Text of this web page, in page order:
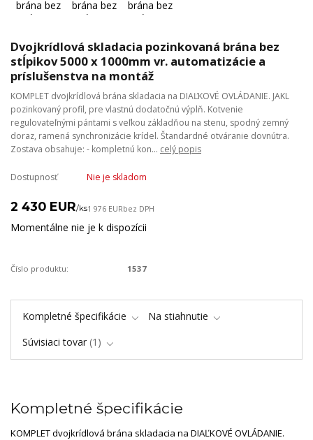
Dvojkrídlová skladacia pozinkovaná brána bez
stĺpikov 5000 x 1000mm vr. automatizácie a
príslušenstva na montáž
KOMPLET dvojkrídlová brána skladacia na DIAĽKOVÉ OVLÁDANIE. JAKL
pozinkovaný profil, pre vlastnú dodatočnú výplň. Kotvenie
regulovateľnými pántami s veľkou základňou na stenu, spodný zemný
doraz, ramená synchronizácie krídel. Štandardné otváranie dovnútra.
Zostava obsahuje: - kompletnú kon... celý popis
Dostupnosť Nie je skladom
2 430 EUR/ks1 976 EURbez DPH
Momentálne nie je k dispozícii
Číslo produktu: 1537
Kompletné špecifikácie
Na stiahnutie
Súvisiaci tovar 1
Kompletné špecifikácie
KOMPLET dvojkrídlová brána skladacia na DIAĽKOVÉ OVLÁDANIE.